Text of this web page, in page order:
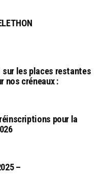
sur les places restantes
nos créneaux :
pour la
–